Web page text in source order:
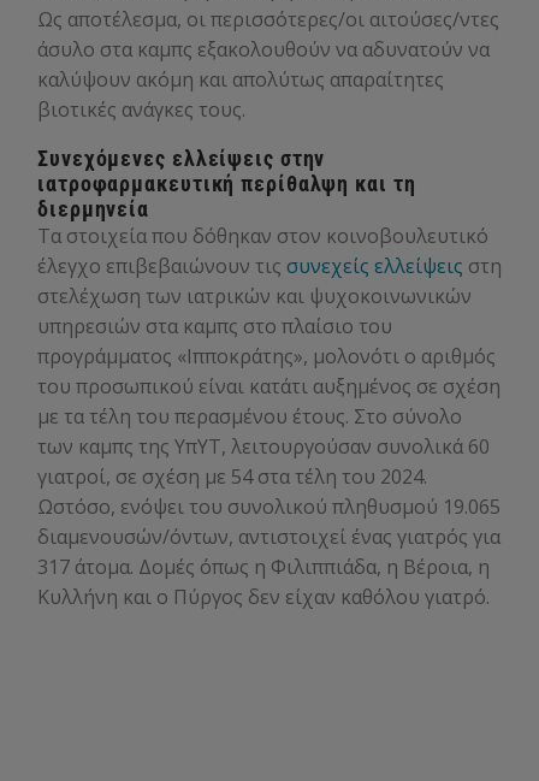
Ως αποτέλεσμα, οι περισσότερες/οι αιτούσες/ντες
άσυλο στα καμπς εξακολουθούν να αδυνατούν να
καλύψουν ακόμη και απολύτως απαραίτητες
βιοτικές ανάγκες τους.
Συνεχόμενες ελλείψεις στην
ιατροφαρμακευτική περίθαλψη και τη
διερμηνεία
Τα στοιχεία που δόθηκαν στον κοινοβουλευτικό
έλεγχο επιβεβαιώνουν τις συνεχείς ελλείψεις στη
στελέχωση των ιατρικών και ψυχοκοινωνικών
υπηρεσιών στα καμπς στο πλαίσιο του
προγράμματος «Ιπποκράτης», μολονότι ο αριθμός
του προσωπικού είναι κατάτι αυξημένος σε σχέση
με τα τέλη του περασμένου έτους. Στο σύνολο
των καμπς της ΥπΥΤ, λειτουργούσαν συνολικά 60
γιατροί, σε σχέση με 54 στα τέλη του 2024.
Ωστόσο, ενόψει του συνολικού πληθυσμού 19.065
διαμενουσών/όντων, αντιστοιχεί ένας γιατρός για
317 άτομα. Δομές όπως η Φιλιππιάδα, η Βέροια, η
Κυλλήνη και ο Πύργος δεν είχαν καθόλου γιατρό.